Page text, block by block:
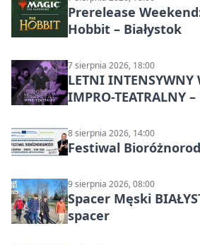
Prerelease
Hobbit – Białystok
7 sierpnia 2026, 18:00
LETNI INTENSYWNY
IMPRO-TEATRALNY
8 sierpnia 2026, 14:00
Festiwal
9 sierpnia 2026, 08:00
Spacer Męski
spacer